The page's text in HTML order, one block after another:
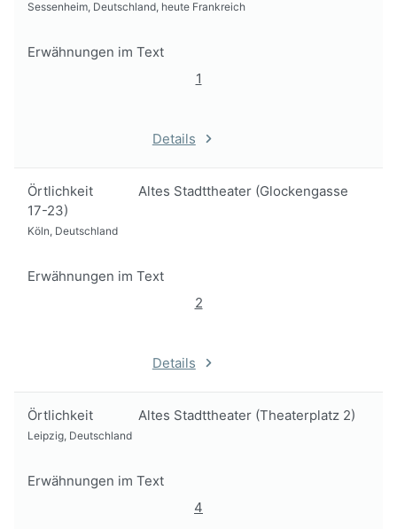
Sessenheim, Deutschland, heute Frankreich
Erwähnungen im Text
1
Details
Örtlichkeit
Altes Stadttheater (Glockengasse
17-23)
Köln, Deutschland
Erwähnungen im Text
2
Details
Örtlichkeit Altes Stadttheater (Theaterplatz 2)
Leipzig, Deutschland
Erwähnungen im Text
4